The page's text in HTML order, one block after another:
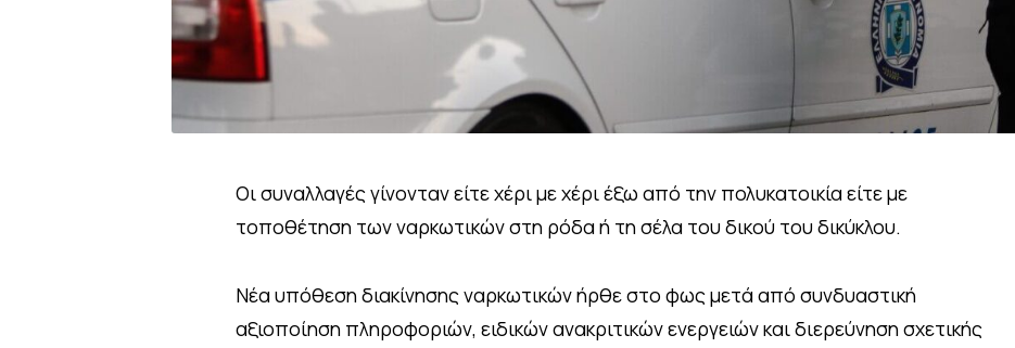
Οι συναλλαγές γίνονταν είτε χέρι με χέρι έξω από την πολυκατοικία είτε με
τοποθέτηση των ναρκωτικών στη ρόδα ή τη σέλα του δικού του δικύκλου.
Νέα υπόθεση διακίνησης ναρκωτικών ήρθε στο φως μετά από συνδυαστική
αξιοποίηση πληροφοριών, ειδικών ανακριτικών ενεργειών και διερεύνηση σχετικής